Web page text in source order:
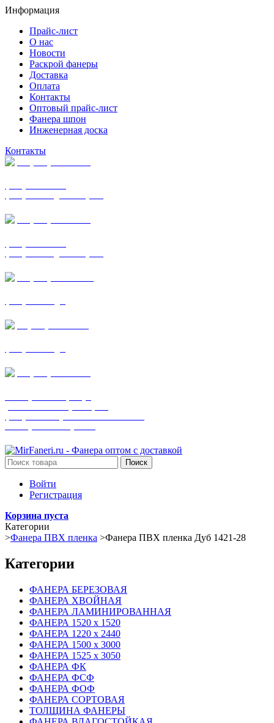
Информация
Прайс-лист
О нас
Новости
Раскрой фанеры
Доставка
Оплата
Контакты
Оптовый прайс-лист
Фанера шпон
Инженерная доска
Контакты
Поиск
Войти
Регистрация
Корзина пуста
Категории
>Фанера ПВХ пленка >Фанера ПВХ пленка Дуб 1421-28
Категории
ФАНЕРА БЕРЕЗОВАЯ
ФАНЕРА ХВОЙНАЯ
ФАНЕРА ЛАМИНИРОВАННАЯ
ФАНЕРА 1520 х 1520
ФАНЕРА 1220 х 2440
ФАНЕРА 1500 х 3000
ФАНЕРА 1525 х 3050
ФАНЕРА ФК
ФАНЕРА ФСФ
ФАНЕРА ФОФ
ФАНЕРА СОРТОВАЯ
ТОЛЩИНА ФАНЕРЫ